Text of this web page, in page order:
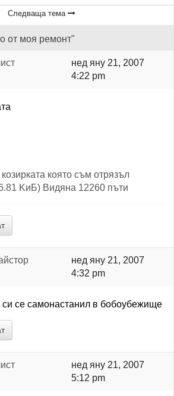
Следваща тема
от моя ремонт"
нед яну 21, 2007
4:22 pm
която съм отрязъл
KиБ) Видяна 12260 пъти
нед яну 21, 2007
4:32 pm
се самонастанил в бобоубежище
нед яну 21, 2007
5:12 pm